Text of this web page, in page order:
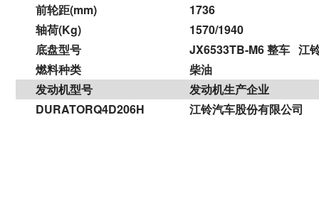
前轮距(mm)
1736
轴荷(Kg)
1570/1940
底盘型号
JX6533TB-M6 整车 江
燃料种类
柴油
发动机型号
发动机生产企业
DURATORQ4D206H
江铃汽车股份有限公司